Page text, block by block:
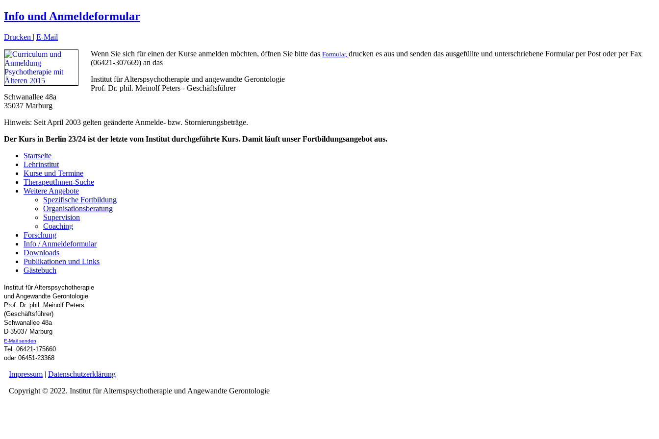
Info und Anmeldeformular
Drucken | E-Mail
Wenn Sie sich für einen der Kurse anmelden möchten, öffnen Sie bitte das Formular, drucken es aus und senden das ausgefüllte und unterschriebene Formular per Post oder per Fax
(06421-307669) an das
Institut für Alterspsychotherapie und angewandte Gerontologie
Prof. Dr. phil. Meinolf Peters - Geschäftsführer
Schwanallee 48a
35037 Marburg
Hinweis: Seit April 2003 gelten geänderte Anmelde- bzw. Stornierungsbeträge.
Der Kurs in Berlin 23/24 ist der letzte vom Institut durchgeführte Kurs. Damit läuft unser Fortbildungsangebot aus.
Startseite
Lehrinstitut
Kurse und Termine
TherapeutInnen-Suche
Weitere Angebote
Spezifische Fortbildung
Organisationsberatung
Supervision
Coaching
Forschung
Info / Anmeldeformular
Downloads
Publikationen und Links
Gästebuch
Institut für Alterspsychotherapie
und Angewandte Gerontologie
Prof. Dr. phil. Meinolf Peters
(Geschäftsführer)
Schwanallee 48a
D-35037 Marburg
E-Mail senden
Tel. 06421-175660
oder 06451-23368
Impressum | Datenschutzerklärung
Copyright © 2022. Institut für Alternspsychotherapie und Angewandte Gerontologie